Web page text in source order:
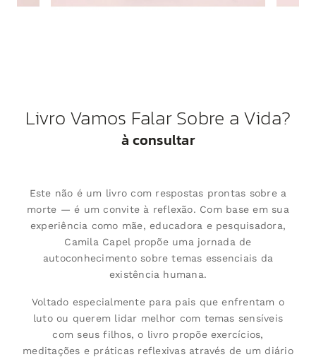
Livro Vamos Falar Sobre a Vida?
à consultar
Este não é um livro com respostas prontas sobre a
morte — é um convite à reflexão. Com base em sua
experiência como mãe, educadora e pesquisadora,
Camila Capel propõe uma jornada de
autoconhecimento sobre temas essenciais da
existência humana.
Voltado especialmente para pais que enfrentam o
luto ou querem lidar melhor com temas sensíveis
com seus filhos, o livro propõe exercícios,
meditações e práticas reflexivas através de um diário